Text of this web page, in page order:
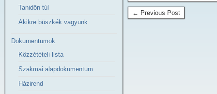
← Previous Post
Tanidőn túl
Akikre büszkék vagyunk
Dokumentumok
Közzétételi lista
Szakmai alapdokumentum
Házirend